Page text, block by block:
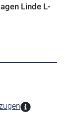
Linde L-